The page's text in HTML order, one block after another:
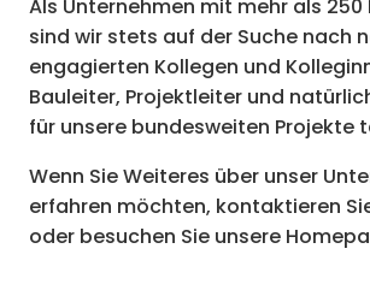
Als Unternehmen mit mehr als
sind wir stets auf der Suche nach
engagierten Kollegen und
Bauleiter, Projektleiter und
für unsere bundesweiten Projekte
Wenn Sie Weiteres über unser
erfahren möchten, kontaktieren
oder besuchen Sie unsere